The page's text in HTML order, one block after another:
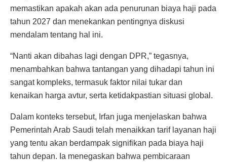
memastikan apakah akan ada penurunan biaya haji pada
tahun 2027 dan menekankan pentingnya diskusi
mendalam tentang hal ini.
“Nanti akan dibahas lagi dengan DPR,” tegasnya,
menambahkan bahwa tantangan yang dihadapi tahun ini
sangat kompleks, termasuk faktor nilai tukar dan
kenaikan harga avtur, serta ketidakpastian situasi global.
Dalam konteks tersebut, Irfan juga menjelaskan bahwa
Pemerintah Arab Saudi telah menaikkan tarif layanan haji
yang tentu akan berdampak signifikan pada biaya haji
tahun depan. Ia menegaskan bahwa pembicaraan